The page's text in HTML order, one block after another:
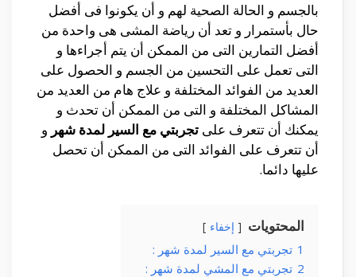
بالجسم و الحالة الصحية لهم و أن يكونوا فى أفضل
حال بأستمرار و تعد أن رياضة المشى هى واحدة من
أفضل التمارين التى من الممكن أن يتم أجراءها و
التى تعمل على التحسين من الجسم و الحصول على
العديد من الفوائد المختلفة و علاج هام من العديد من
المشاكل المختلفة و التى من الممكن أن تحدث و
يمكنك أن تتعرف على تجربتي مع السير لمدة شهر و
أن تتعرف على الفوائد التى من الممكن أن تحصل
عليها دائما.
المحتويات إخفاء
1 تجربتي مع السير لمدة شهر :
2 تجربتي مع المشي لمدة شهر :